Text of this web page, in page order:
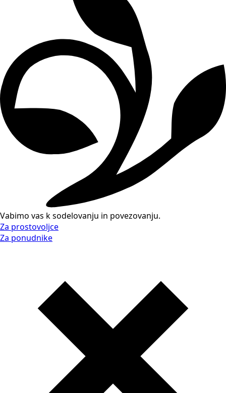
Vabimo vas k sodelovanju in povezovanju.
Za prostovoljce
Za ponudnike